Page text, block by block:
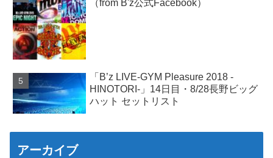
（from B'z公式Facebook）
「B’z LIVE-GYM Pleasure 2018 -
HINOTORI-」14日目・8/28長野ビッグ
ハット セットリスト
アーカイブ